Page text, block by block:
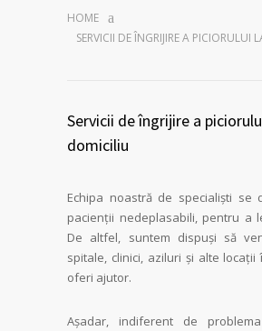
HOME
SERVICII DE ÎNGRIJIRE A PICIORULUI
Servicii de îngrijire a
domiciliu
Echipa noastră de specialiști se
pacienții nedeplasabili, pentru a
De altfel, suntem dispuși să
spitale, clinici, aziluri și alte locații
oferi ajutor.
Așadar, indiferent de